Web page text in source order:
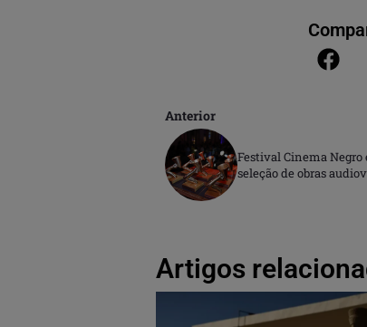
Anterior
Festival Cinema Negro
seleção de obras
Artigos